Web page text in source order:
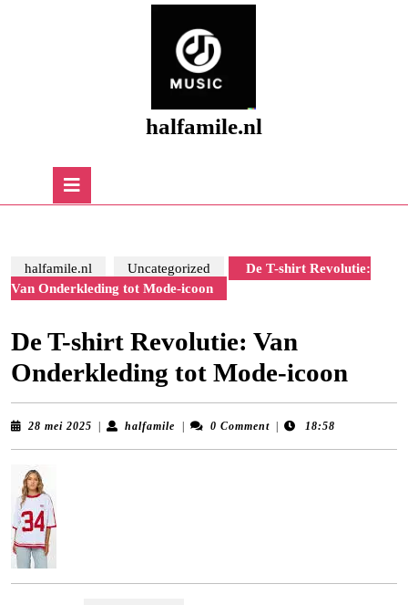
halfamile.nl
halfamile.nl Uncategorized
De T-shirt Revolutie:
Van Onderkleding tot Mode-icoon
De T-shirt Revolutie: Van
Onderkleding tot Mode-icoon
28 mei 2025 28
halfamile halfamile0 Comment 18:58